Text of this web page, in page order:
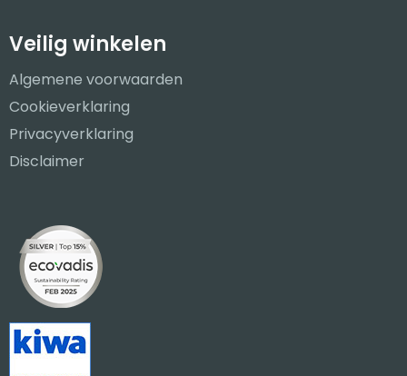
Veilig winkelen
Algemene voorwaarden
Cookieverklaring
Privacyverklaring
Disclaimer